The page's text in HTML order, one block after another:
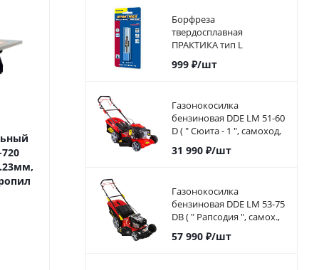
Плиткорез настольный
ПУЛЬСАР ПН 180-600
стол 330x360мм, пропил
34 мм, 7,5к
Под заказ
Плиткорез
Борфреза
твердосплавная
ПРАКТИКА тип L
коническая с
закруглением, 8 х 20 мм,
999₽/шт
Газонокосилка
бензиновая DDE LM 51-60
D ( " Сюита - 1 ", самоход,
51cм, DDE 173 куб.см.,
6л.с, 60л)
31 990₽/шт
Газонокосилка
бензиновая DDE LM 53-75
DB ( " Рапсодия ", самох.,
53.5 cм, B&S, 5,5л.с, 75л,
38,5кг)
57 990₽/шт